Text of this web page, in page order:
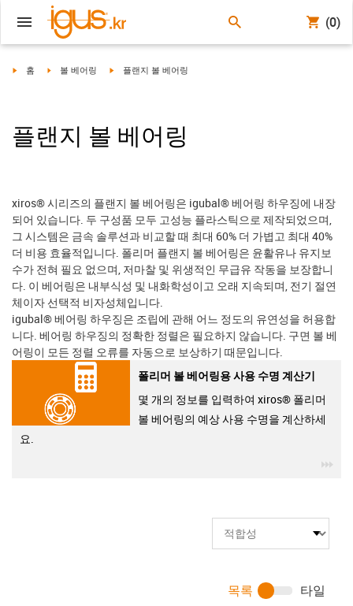
(0)
igus-icon-arrow-right
홈 igus-icon-arrow-right
볼 베어링 igus-icon-arrow-right
플랜지 볼 베어링
플랜지 볼 베어링
xiros® 시리즈의 플랜지 볼 베어링은 igubal® 베어링 하우징에 내장
되어 있습니다. 두 구성품 모두 고성능 플라스틱으로 제작되었으며,
그 시스템은 금속 솔루션과 비교할 때 최대 60% 더 가볍고 최대 40%
더 비용 효율적입니다. 폴리머 플랜지 볼 베어링은 윤활유나 유지보
수가 전혀 필요 없으며, 저마찰 및 위생적인 무급유 작동을 보장합니
다. 이 베어링은 내부식성 및 내화학성이고 오래 지속되며, 전기 절연
체이자 선택적 비자성체입니다.
igubal® 베어링 하우징은 조립에 관해 어느 정도의 유연성을 허용합
니다. 베어링 하우징의 정확한 정렬은 필요하지 않습니다. 구면 볼 베
어링이 모든 정렬 오류를 자동으로 보상하기 때문입니다.
폴리머 볼 베어링용 사용 수명 계산기
몇 개의 정보를 입력하여 xiros® 폴리머
볼 베어링의 예상 사용 수명을 계산하세
요.
목록 타일